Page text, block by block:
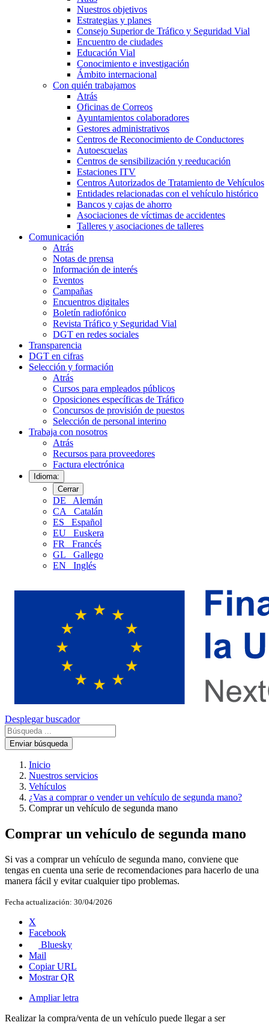
Nuestros objetivos
Estrategias y planes
Consejo Superior de Tráfico y Seguridad Vial
Encuentro de ciudades
Educación Vial
Conocimiento e investigación
Ámbito internacional
Con quién trabajamos
Atrás
Oficinas de Correos
Ayuntamientos colaboradores
Gestores administrativos
Centros de Reconocimiento de Conductores
Autoescuelas
Centros de sensibilización y reeducación
Estaciones ITV
Centros Autorizados de Tratamiento de Vehículos
Entidades relacionadas con el vehículo histórico
Bancos y cajas de ahorro
Asociaciones de víctimas de accidentes
Talleres y asociaciones de talleres
Comunicación
Atrás
Notas de prensa
Información de interés
Eventos
Campañas
Encuentros digitales
Boletín radiofónico
Revista Tráfico y Seguridad Vial
DGT en redes sociales
Transparencia
DGT en cifras
Selección y formación
Atrás
Cursos para empleados públicos
Oposiciones específicas de Tráfico
Concursos de provisión de puestos
Selección de personal interino
Trabaja con nosotros
Atrás
Recursos para proveedores
Factura electrónica
Idioma:
Cerrar
DE
Alemán
CA
Catalán
ES
Español
EU
Euskera
FR
Francés
GL
Gallego
EN
Inglés
Desplegar buscador
Enviar búsqueda
Inicio
Nuestros servicios
Vehículos
¿Vas a comprar o vender un vehículo de segunda mano?
Comprar un vehículo de segunda mano
Comprar un vehículo de segunda mano
Si vas a comprar un vehículo de segunda mano, conviene que
tengas en cuenta una serie de recomendaciones para hacerlo de una
manera fácil y evitar cualquier tipo problemas.
Fecha actualización: 30/04/2026
X
Facebook
Bluesky
Mail
Copiar URL
Mostrar QR
Ampliar letra
Realizar la compra/venta de un vehículo puede llegar a ser